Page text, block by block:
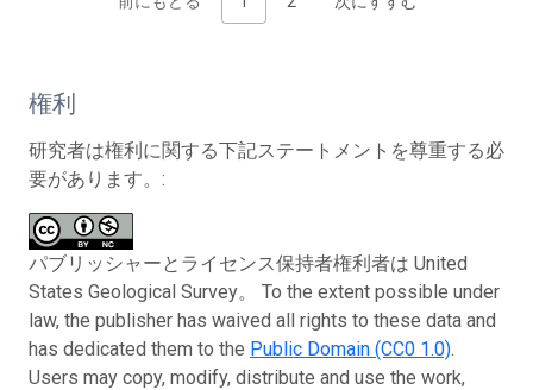
権利
研究者は権利に関する下記ステートメントを尊重する必
要があります。:
パブリッシャーとライセンス保持者権利者は United
States Geological Survey。 To the extent possible under
law, the publisher has waived all rights to these data and
has dedicated them to the Public Domain (CC0 1.0).
Users may copy, modify, distribute and use the work,